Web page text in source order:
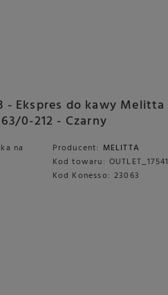
- Ekspres do kawy Melitta
0-212 - Czarny
na Producent: MELITTA
Kod towaru: OUTLET_17541
Kod Konesso: 23063